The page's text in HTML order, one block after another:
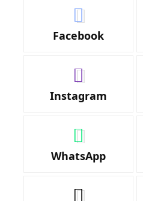
Facebook
Instagram
WhatsApp